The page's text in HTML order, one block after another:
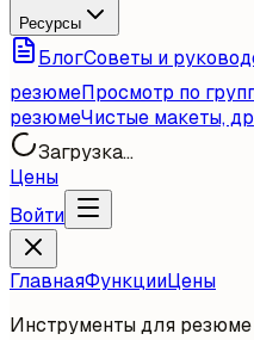
Ресурсы
БлогСоветы и
резюмеПросмотр по
резюмеЧистые макеты,
Загрузка...
Цены
Войти
ГлавнаяФункцииЦены
Инструменты для резюме